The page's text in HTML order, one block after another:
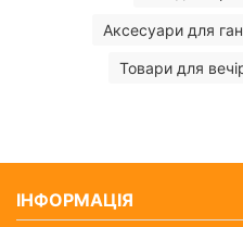
Аксесуари для
Товари для
ІНФОРМАЦІЯ